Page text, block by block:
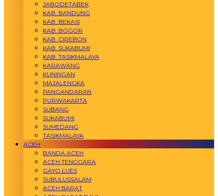
JABODETABEK
KAB. BANDUNG
KAB. BEKASI
KAB. BOGOR
KAB. CIREBON
KAB. SUKABUMI
KAB. TASIKMALAYA
KARAWANG
KUNINGAN
MAJALENGKA
PANGANDARAN
PURWAKARTA
SUBANG
SUKABUMI
SUMEDANG
TASIKMALAYA
ACEH
BANDA ACEH
ACEH TENGGARA
GAYO LUES
SUBULUSSALAM
ACEH BARAT